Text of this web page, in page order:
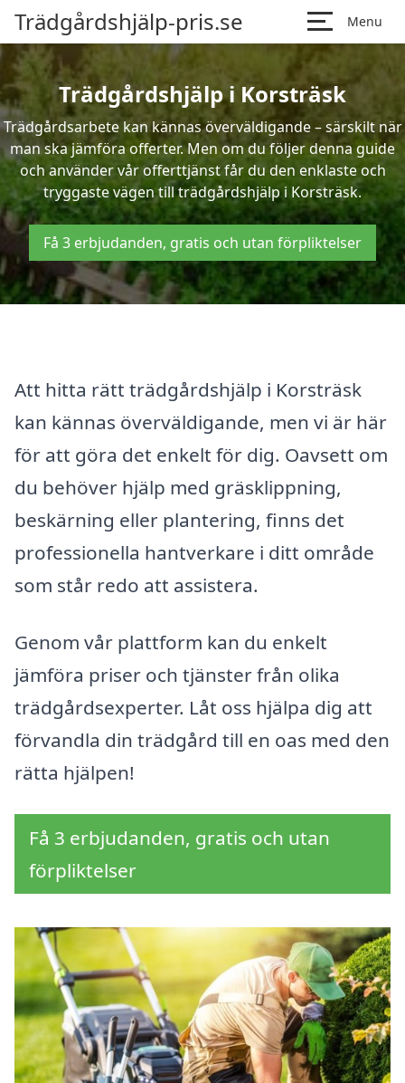
Trädgårdshjälp-pris.se Menu
Trädgårdshjälp i Korsträsk
Trädgårdsarbete kan kännas överväldigande – särskilt när
man ska jämföra offerter. Men om du följer denna guide
och använder vår offerttjänst får du den enklaste och
tryggaste vägen till trädgårdshjälp i Korsträsk.
Få 3 erbjudanden, gratis och utan förpliktelser
Att hitta rätt trädgårdshjälp i Korsträsk
kan kännas överväldigande, men vi är här
för att göra det enkelt för dig. Oavsett om
du behöver hjälp med gräsklippning,
beskärning eller plantering, finns det
professionella hantverkare i ditt område
som står redo att assistera.
Genom vår plattform kan du enkelt
jämföra priser och tjänster från olika
trädgårdsexperter. Låt oss hjälpa dig att
förvandla din trädgård till en oas med den
rätta hjälpen!
Få 3 erbjudanden, gratis och utan
förpliktelser